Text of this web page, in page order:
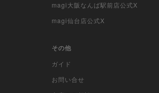
ト!! ヴァンガードmagi大阪なんば駅前店公式X
magi仙台店公式X
その他
ガイド
お問い合せ